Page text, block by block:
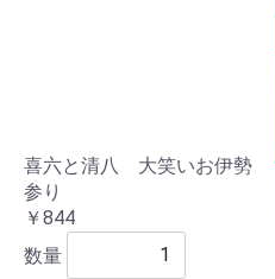
喜六と清八 大笑いお伊勢
参り
￥844
数量